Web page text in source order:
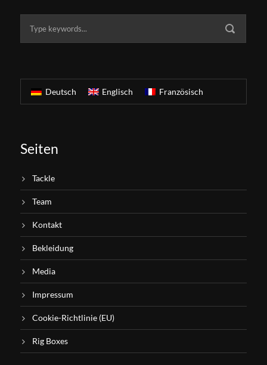
Deutsch Englisch Französisch
Seiten
Tackle
Team
Kontakt
Bekleidung
Media
Impressum
Cookie-Richtlinie (EU)
Rig Boxes